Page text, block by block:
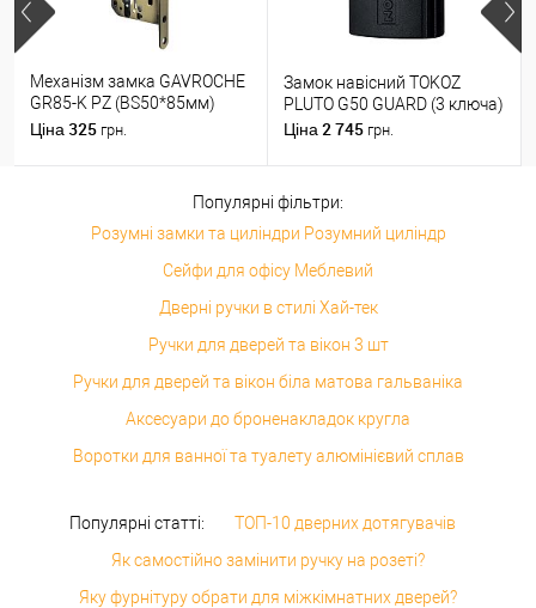
Механізм замка GAVROCHE
GR85-K PZ (BS50*85мм)
пласт.язичок AB бронза
Ціна 325 грн.
Замок навісний TOKOZ
PLUTO G50 GUARD (3 ключа)
Ціна 2 745 грн.
Популярні фільтри:
Розумні замки та циліндри Розумний циліндр
Сейфи для офісу Меблевий
Дверні ручки в стилі Хай-тек
Ручки для дверей та вікон 3 шт
Ручки для дверей та вікон біла матова гальваніка
Аксесуари до броненакладок кругла
Воротки для ванної та туалету алюмінієвий сплав
Популярні статті:
ТОП-10 дверних дотягувачів
Як самостійно замінити ручку на розеті?
Яку фурнітуру обрати для міжкімнатних дверей?